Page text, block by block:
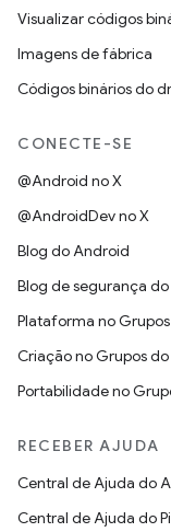
Visualizar códigos
Imagens de fábrica
Códigos binários do
CONECTE-SE
@Android no X
@AndroidDev no X
Blog do Android
Blog de segurança
Plataforma no
Criação no Grupos
Portabilidade no
RECEBER AJUDA
Central de Ajuda do
Central de Ajuda do